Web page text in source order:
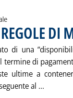
DI
di una
di
ultime a
al ... Leggi